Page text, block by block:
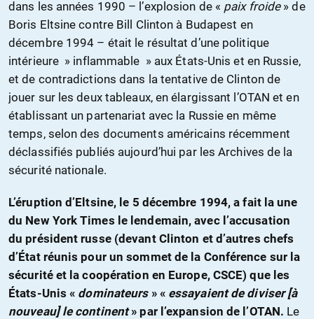
dans les années 1990 – l’explosion de « paix froide» de
Boris Eltsine contre Bill Clinton à Budapest en
décembre 1994 – était le résultat d’une politique
intérieure » inflammable » aux États-Unis et en Russie,
et de contradictions dans la tentative de Clinton de
jouer sur les deux tableaux, en élargissant l’OTAN et en
établissant un partenariat avec la Russie en même
temps, selon des documents américains récemment
déclassifiés publiés aujourd’hui par les Archives de la
sécurité nationale.
L’éruption d’Eltsine, le 5 décembre 1994, a fait la une
du New York Times le lendemain, avec l’accusation
du président russe (devant Clinton et d’autres chefs
d’État réunis pour un sommet de la Conférence sur la
sécurité et la coopération en Europe, CSCE) que les
États-Unis « dominateurs» « essayaient de diviser [à
nouveau] le continent» par l’expansion de l’OTAN. Le